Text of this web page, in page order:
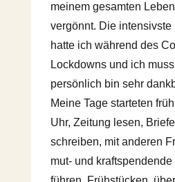
meinem gesamten
vergönnt. Die
hatte ich während des
Lockdowns und ich
persönlich bin sehr
Meine Tage starteten
Uhr, Zeitung lesen,
schreiben, mit anderen
mut- und